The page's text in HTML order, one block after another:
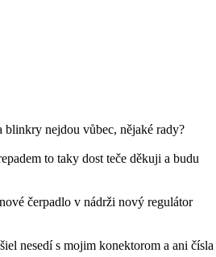
blinkry nejdou vůbec, nějaké rady?
to taky dost teče děkuji a budu
čerpadlo v nádrži nový regulátor
nesedí s mojim konektorom a ani čísla